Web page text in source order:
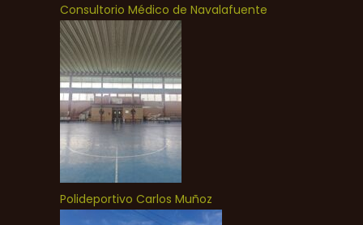
Consultorio Médico de Navalafuente
Polideportivo Carlos Muñoz